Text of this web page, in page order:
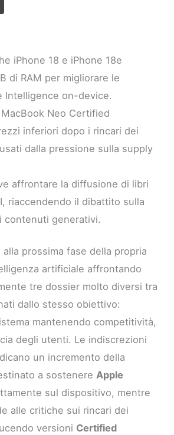
iPhone 18 e iPhone 18e
di RAM per migliorare le
Intelligence on-device.
Neo Certified
inferiori dopo i rincari dei
dalla pressione sulla supply
affrontare la diffusione di libri
riaccendendo il dibattito sulla
contenuti generativi.
alla prossima fase della propria
artificiale affrontando
tre dossier molto diversi tra
dallo stesso obiettivo:
mantenendo competitività,
degli utenti. Le indiscrezioni
un incremento della
a sostenereApple
sul dispositivo, mentre
alle critiche sui rincari dei
versioni Certified